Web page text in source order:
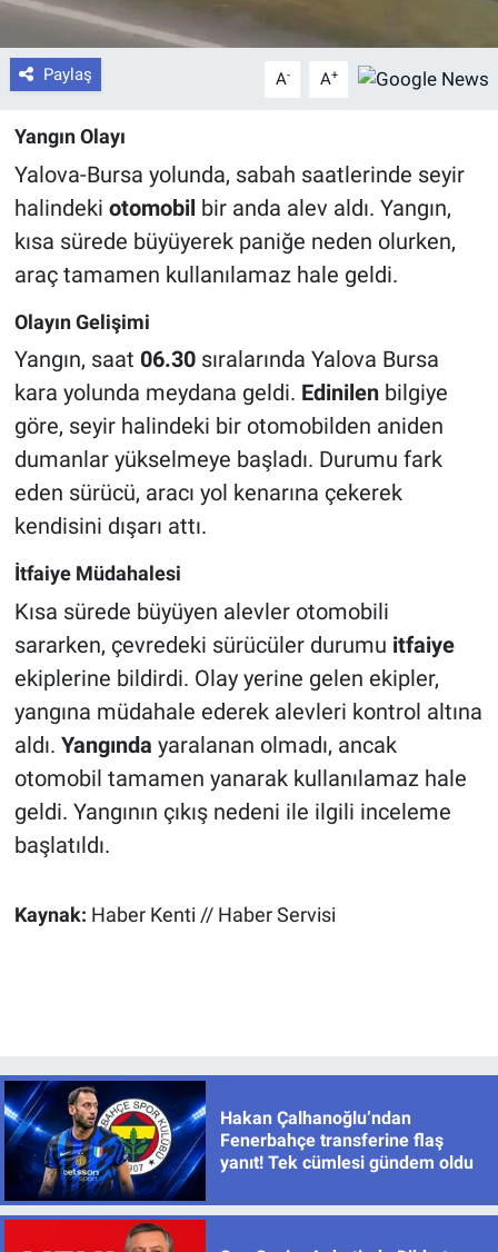
Paylaş A- A+
Yangın Olayı
Yalova-Bursa yolunda, sabah saatlerinde seyir
halindeki otomobil bir anda alev aldı. Yangın,
kısa sürede büyüyerek paniğe neden olurken,
araç tamamen kullanılamaz hale geldi.
Olayın Gelişimi
Yangın, saat 06.30sıralarında Yalova Bursa
kara yolunda meydana geldi. Edinilenbilgiye
göre, seyir halindeki bir otomobilden aniden
dumanlar yükselmeye başladı. Durumu fark
eden sürücü, aracı yol kenarına çekerek
kendisini dışarı attı.
İtfaiye Müdahalesi
Kısa sürede büyüyen alevler otomobili
sararken, çevredeki sürücüler durumu itfaiye
ekiplerine bildirdi. Olay yerine gelen ekipler,
yangına müdahale ederek alevleri kontrol altına
aldı. Yangında yaralanan olmadı, ancak
otomobil tamamen yanarak kullanılamaz hale
geldi. Yangının çıkış nedeni ile ilgili inceleme
başlatıldı.
Kaynak: Haber Kenti // Haber Servisi
Hakan Çalhanoğlu’ndan
Fenerbahçe transferine flaş
yanıt! Tek cümlesi gündem oldu